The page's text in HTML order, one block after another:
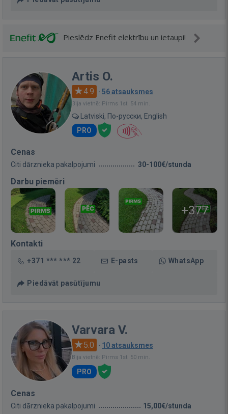
Pieslēdz Enefit elektrību un ietaupi!
Artis O.
4.9 · 56 atsauksmes
Bija vietnē: Pirms 1st. 54 min.
Latviski, По-русски, English
PRO
Cenas
Citi dārznieka pakalpojumi 30-100€/stunda
Darbu piemēri
+377
Kontakti
+371 *** *** 22 E-pasts WhatsApp
Piedāvāt pasūtījumu
Varvara V.
5.0 · 10 atsauksmes
Bija vietnē: Pirms 1st. 50 min.
PRO
Cenas
Citi dārznieka pakalpojumi 15,00€/stunda